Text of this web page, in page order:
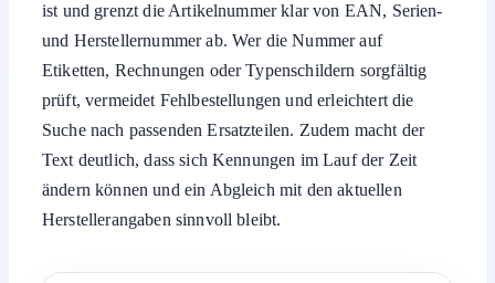
ist und grenzt die Artikelnummer klar von EAN, Serien-
und Herstellernummer ab. Wer die Nummer auf
Etiketten, Rechnungen oder Typenschildern sorgfältig
prüft, vermeidet Fehlbestellungen und erleichtert die
Suche nach passenden Ersatzteilen. Zudem macht der
Text deutlich, dass sich Kennungen im Lauf der Zeit
ändern können und ein Abgleich mit den aktuellen
Herstellerangaben sinnvoll bleibt.